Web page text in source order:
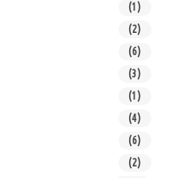
(1)
(2)
(6)
(3)
(1)
(4)
(6)
(2)